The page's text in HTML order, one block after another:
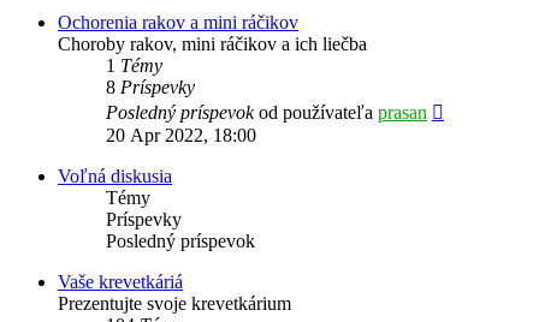
Ochorenia rakov a mini ráčikov
Choroby rakov, mini ráčikov a ich liečba
1 Témy
8 Príspevky
Posledný príspevokod používateľa prasan
20 Apr 2022, 18:00
Voľná diskusia
Témy
Príspevky
Posledný príspevok
Vaše krevetkáriá
Prezentujte svoje krevetkárium